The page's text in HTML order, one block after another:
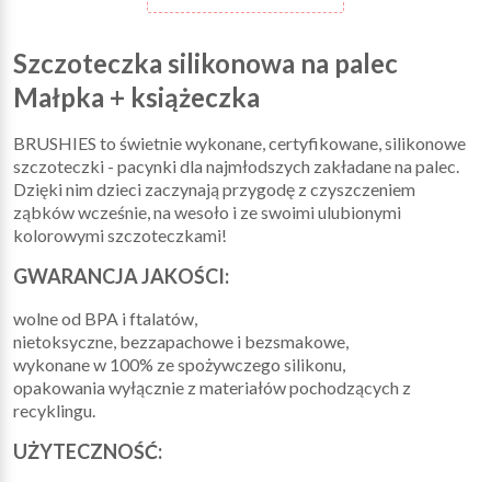
Szczoteczka silikonowa na palec
Małpka + książeczka
BRUSHIES to świetnie wykonane, certyfikowane, silikonowe
szczoteczki - pacynki dla najmłodszych zakładane na palec.
Dzięki nim dzieci zaczynają przygodę z czyszczeniem
ząbków wcześnie, na wesoło i ze swoimi ulubionymi
kolorowymi szczoteczkami!
GWARANCJA JAKOŚCI:
wolne od BPA i ftalatów,
nietoksyczne, bezzapachowe i bezsmakowe,
wykonane w 100% ze spożywczego silikonu,
opakowania wyłącznie z materiałów pochodzących z
recyklingu.
UŻYTECZNOŚĆ: